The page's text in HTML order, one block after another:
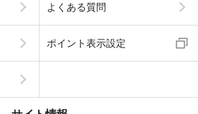
よくある質問
ポイント表示設定